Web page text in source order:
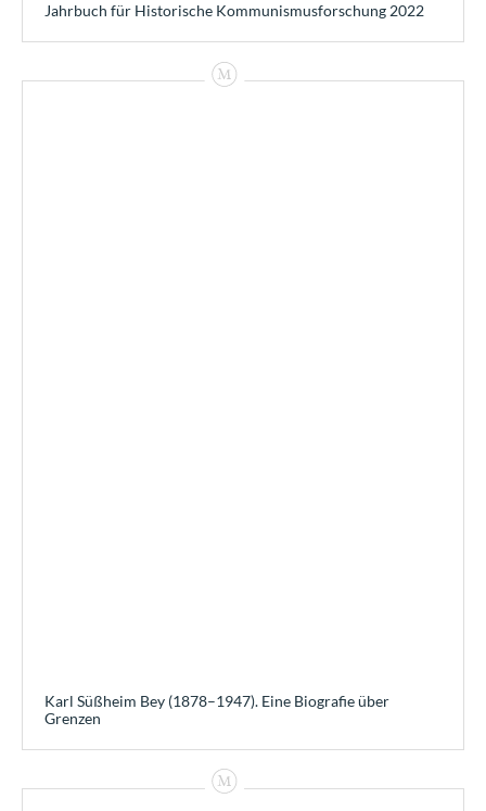
Jahrbuch für Historische Kommunismusforschung 2022
Karl Süßheim Bey (1878–1947). Eine Biografie über
Grenzen